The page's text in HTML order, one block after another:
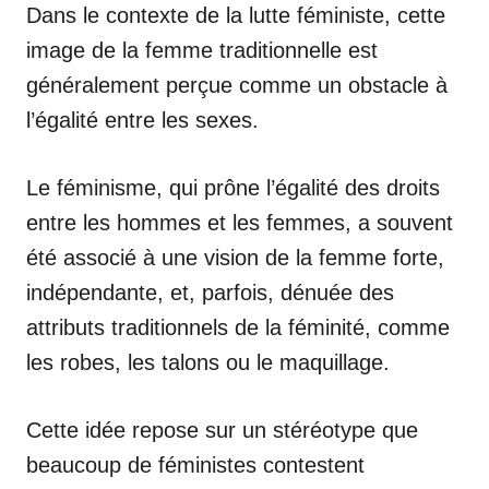
Dans le contexte de la lutte féministe, cette
image de la femme traditionnelle est
généralement perçue comme un obstacle à
l’égalité entre les sexes.
Le féminisme, qui prône l’égalité des droits
entre les hommes et les femmes, a souvent
été associé à une vision de la femme forte,
indépendante, et, parfois, dénuée des
attributs traditionnels de la féminité, comme
les robes, les talons ou le maquillage.
Cette idée repose sur un stéréotype que
beaucoup de féministes contestent